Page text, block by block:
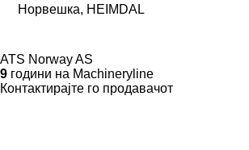
Норвешка, HEIMDAL
ATS Norway AS
9 години на Machineryline
Контактирајте го продавачот